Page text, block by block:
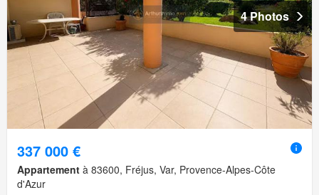
4 Photos
337 000 €
Appartement à 83600, Fréjus, Var, Provence-Alpes-Côte
d'Azur